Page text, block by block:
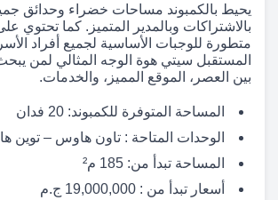
يحيط بالكمبوند مساحات خضراء وحدائق
بالاشتراكات وبالمدير المتميز. كما تحتوي
متطورة للوجبات الأساسية لجميع أفراد
المستقبل سيتي هوة الوجه المثالي لمن
بين العصر، الموقع المميز، والخدمات.
المساحة المتوفرة للكمبوند: 20 فدان
الوحدات المتاحة : تاون هاوس – توين
المساحة تبدأ من: 185 م²
أسعار تبدأ من : 19,000,000 ج.م